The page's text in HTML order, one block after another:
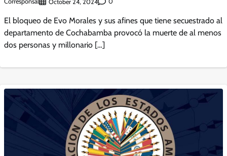
October 24, 2024
El bloqueo de Evo Morales y sus afines que tiene secuestrado al
departamento de Cochabamba provocó la muerte de al menos
dos personas y millonario […]